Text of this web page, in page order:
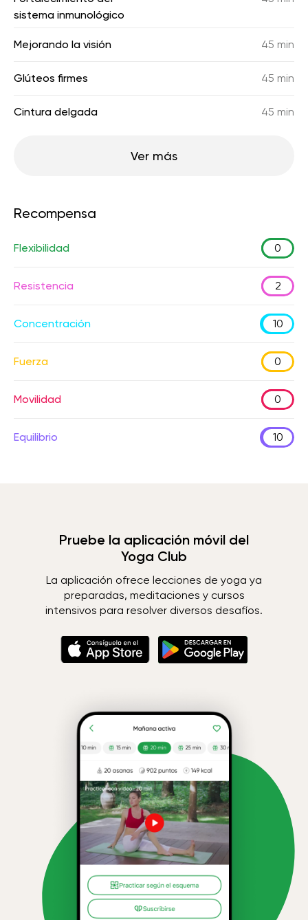
sistema inmunológico
Mejorando la visión 45 min
Glúteos firmes 45 min
Cintura delgada 45 min
Ver más
Recompensa
Flexibilidad 0
Resistencia 2
Concentración 10
Fuerza 0
Movilidad 0
Equilibrio 10
Pruebe la aplicación móvil del
Yoga Club
La aplicación ofrece lecciones de yoga ya
preparadas, meditaciones y cursos
intensivos para resolver diversos desafíos.